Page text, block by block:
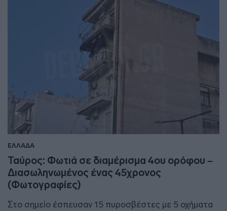
ΕΛΛΑΔΑ
Ταύρος: Φωτιά σε διαμέρισμα 4ου ορόφου –
Διασωληνωμένος ένας 45χρονος
(Φωτογραφίες)
Στο σημείο έσπευσαν 15 πυροσβέστες με 5 οχήματα